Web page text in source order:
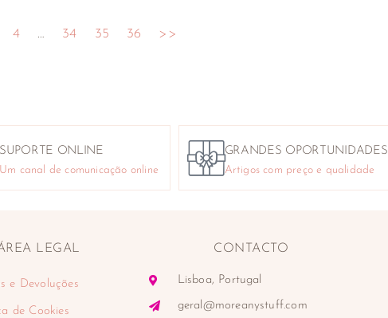
4 … 34 35 36 >>
SUPORTE ONLINE
Um canal de comunicação online
GRANDES OPORTUNIDADES
Artigos com preço e qualidade
LEGAL
e Devoluções
de Cookies
CONTACTO
Lisboa, Portugal
geral@moreanystuff.com